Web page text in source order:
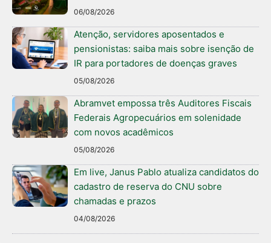
06/08/2026
Atenção, servidores aposentados e
pensionistas: saiba mais sobre isenção de
IR para portadores de doenças graves
05/08/2026
Abramvet empossa três Auditores Fiscais
Federais Agropecuários em solenidade
com novos acadêmicos
05/08/2026
Em live, Janus Pablo atualiza candidatos do
cadastro de reserva do CNU sobre
chamadas e prazos
04/08/2026